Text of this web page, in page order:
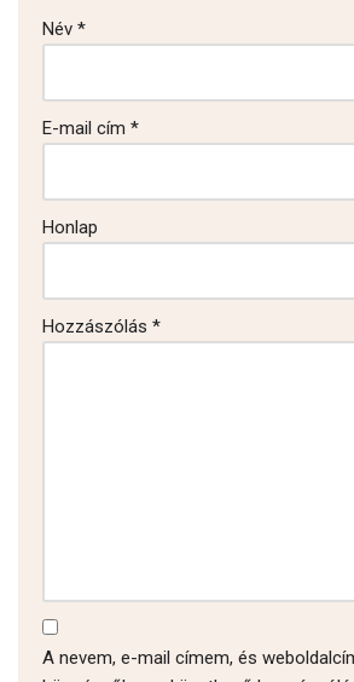
Név *
E-mail cím *
Honlap
Hozzászólás *
A nevem, e-mail címem, és